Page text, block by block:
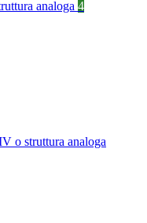
analoga 4
o struttura analoga